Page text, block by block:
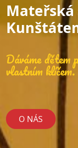
Mateřská
Dáváme dětem
vlastním klíčem.
O NÁS